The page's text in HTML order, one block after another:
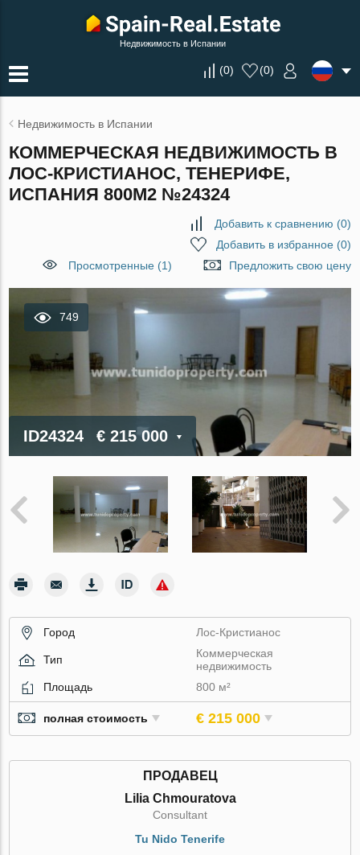
Недвижимость в Испании
(0) (0)
Недвижимость в Испании
КОММЕРЧЕСКАЯ НЕДВИЖИМОСТЬ В
ЛОС-КРИСТИАНОС, ТЕНЕРИФЕ,
ИСПАНИЯ 800М2 №24324
Добавить к сравнению (0)
Добавить в избранное(0)
Просмотренные (1)
Предложить свою цену
749
ID24324 € 215 000
Город Лос-Кристианос
Тип
Коммерческая
недвижимость
Площадь
800 м²
полная стоимость € 215 000
ПРОДАВЕЦ
Lilia Chmouratova
Consultant
Tu Nido Tenerife